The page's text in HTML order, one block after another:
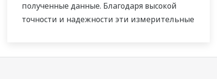
полученные данные. Благодаря высокой
точности и надежности эти измерительные
защищать окружающую среду.